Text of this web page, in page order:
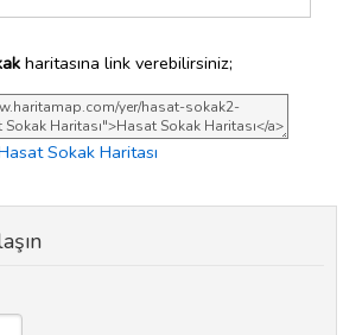
haritasına link verebilirsiniz;
Sokak Haritası